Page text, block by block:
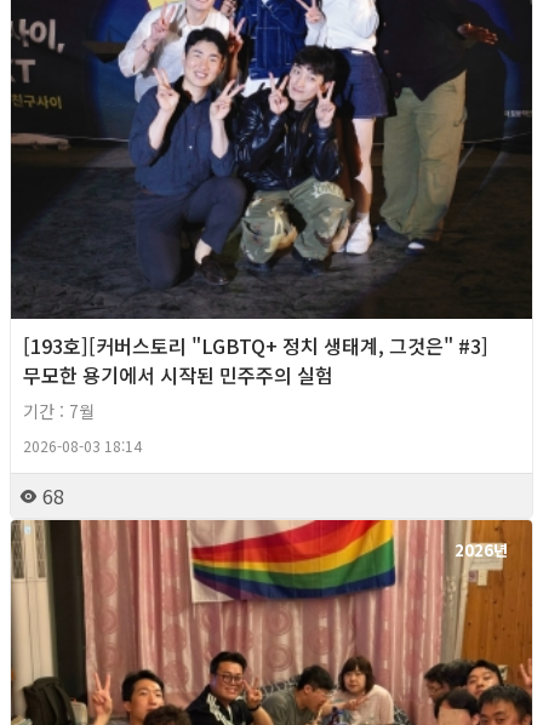
[193호][커버스토리 "LGBTQ+ 정치 생태계, 그것은" #3]
무모한 용기에서 시작된 민주주의 실험
기간 : 7월
2026-08-03 18:14
68
2026년